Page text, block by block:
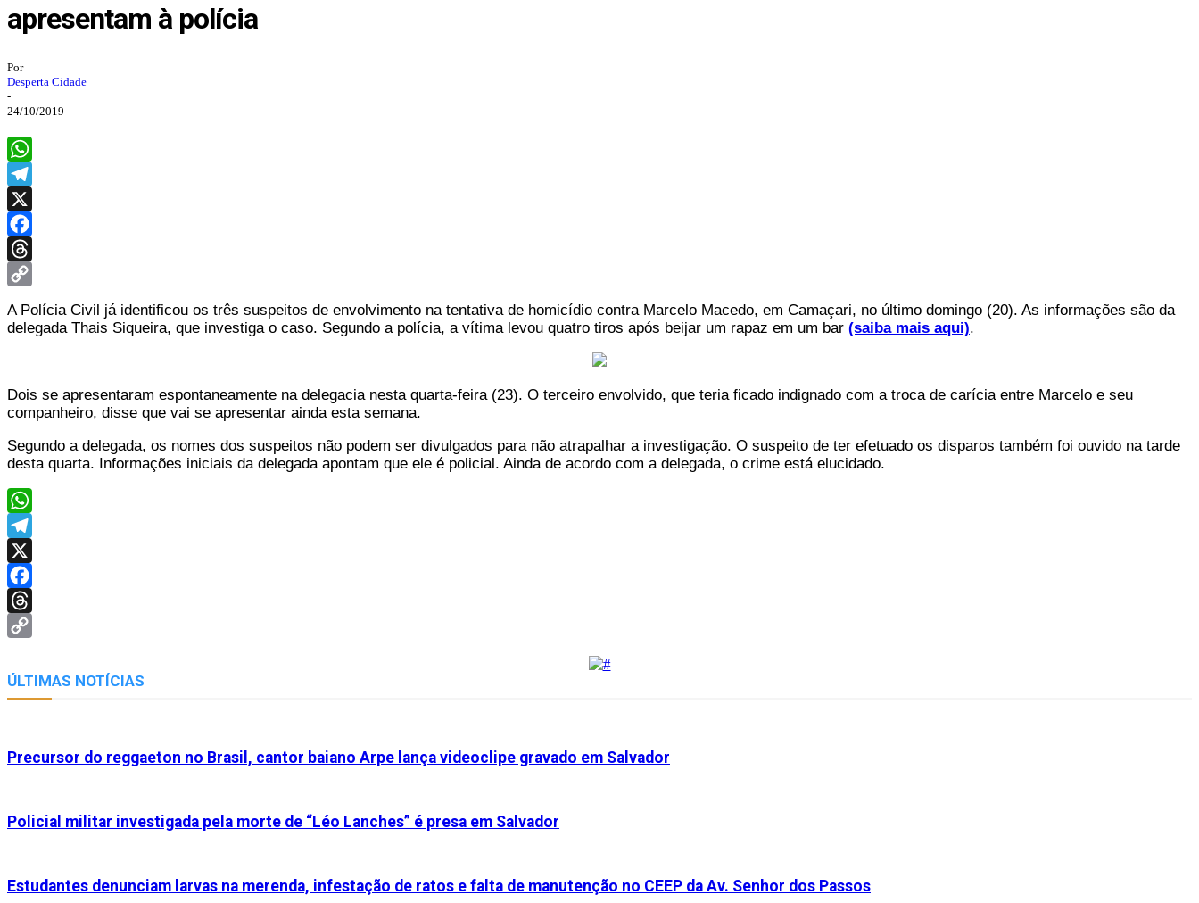
apresentam à polícia
Por
Desperta Cidade
-
24/10/2019
WhatsApp
Telegram
X
Facebook
Threads
Link
A Polícia Civil já identificou os três suspeitos de envolvimento na tentativa de homicídio contra Marcelo Macedo, em Camaçari, no último domingo (20). As informações são da
delegada Thais Siqueira, que investiga o caso. Segundo a polícia, a vítima levou quatro tiros após beijar um rapaz em um bar (saiba mais aqui).
Dois se apresentaram espontaneamente na delegacia nesta quarta-feira (23). O terceiro envolvido, que teria ficado indignado com a troca de carícia entre Marcelo e seu
companheiro, disse que vai se apresentar ainda esta semana.
Segundo a delegada, os nomes dos suspeitos não podem ser divulgados para não atrapalhar a investigação. O suspeito de ter efetuado os disparos também foi ouvido na tarde
desta quarta. Informações iniciais da delegada apontam que ele é policial. Ainda de acordo com a delegada, o crime está elucidado.
WhatsApp
Telegram
X
Facebook
Threads
Link
ÚLTIMAS NOTÍCIAS
Precursor do reggaeton no Brasil, cantor baiano Arpe lança videoclipe gravado em Salvador
Policial militar investigada pela morte de “Léo Lanches” é presa em Salvador
Estudantes denunciam larvas na merenda, infestação de ratos e falta de manutenção no CEEP da Av. Senhor dos Passos